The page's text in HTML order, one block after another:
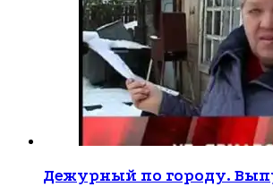
Дежурный по городу.